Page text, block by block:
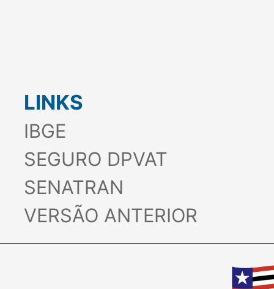
LINKS
IBGE
SEGURO DPVAT
SENATRAN
VERSÃO ANTERIOR